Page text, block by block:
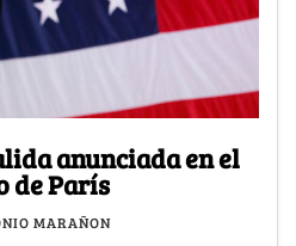
anunciada en el
de París
MARAÑON